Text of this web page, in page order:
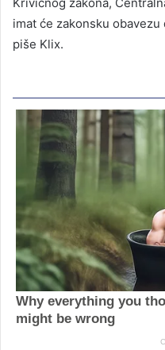
imat će zakonsku
piše Klix.